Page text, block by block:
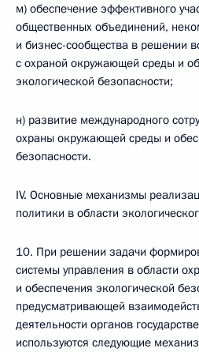
м) обеспечение эффективного
общественных объединений,
и бизнес-сообщества в решении
с охраной окружающей среды и
экологической безопасности;
н) развитие международного
охраны окружающей среды и
безопасности.
IV. Основные механизмы
политики в области
10. При решении задачи
системы управления в области
и обеспечения экологической
предусматривающей
деятельности органов
используются следующие